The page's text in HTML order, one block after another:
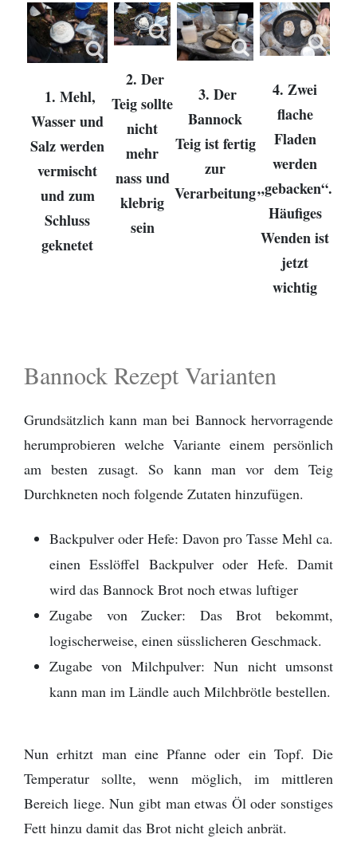
1. Mehl,
Wasser und
Salz werden
vermischt
und zum
Schluss
geknetet
2. Der
Teig sollte
nicht
mehr
nass und
klebrig
sein
3. Der
Bannock
Teig ist fertig
zur
Verarbeitung
4. Zwei
flache
Fladen
werden
„gebacken“.
Häufiges
Wenden ist
jetzt
wichtig
Bannock Rezept Varianten
Grundsätzlich kann man bei Bannock hervorragende
herumprobieren welche Variante einem persönlich
am besten zusagt. So kann man vor dem Teig
Durchkneten noch folgende Zutaten hinzufügen.
Backpulver oder Hefe: Davon pro Tasse Mehl ca.
einen Esslöffel Backpulver oder Hefe. Damit
wird das Bannock Brot noch etwas luftiger
Zugabe von Zucker: Das Brot bekommt,
logischerweise, einen süsslicheren Geschmack.
Zugabe von Milchpulver: Nun nicht umsonst
kann man im Ländle auch Milchbrötle bestellen.
Nun erhitzt man eine Pfanne oder ein Topf. Die
Temperatur sollte, wenn möglich, im mittleren
Bereich liege. Nun gibt man etwas Öl oder sonstiges
Fett hinzu damit das Brot nicht gleich anbrät.